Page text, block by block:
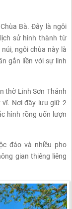
Bà. Đây là ngôi
sử hình thành từ
ngôi chùa này là
gắn liền với sự linh
thờ Linh Sơn Thánh
Nơi đây lưu giữ 2
hình rồng uốn lượn
đáo và nhiều pho
gian thiêng liêng